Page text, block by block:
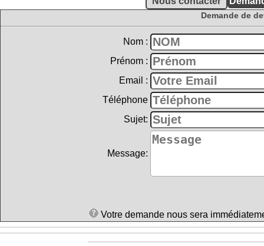
Demande de
Nom :
Prénom :
Email :
Téléphone
Sujet:
Message:
Votre demande nous sera